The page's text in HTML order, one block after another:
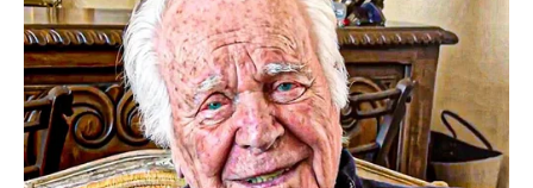
Serem! 9 Chat Ojek Online &
Pelanggan Ini Bikin Auto
Merinding